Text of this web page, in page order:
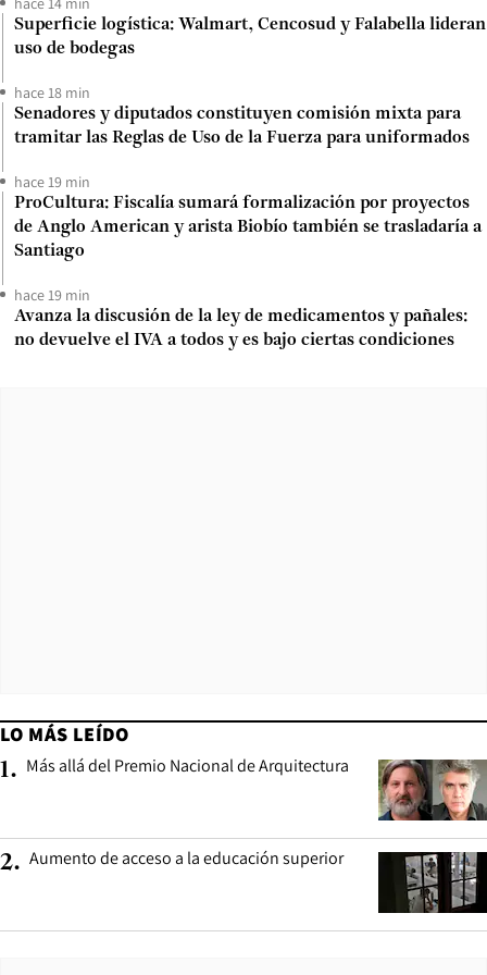
Superficie logística: Walmart, Cencosud y Falabella lideran
uso de bodegas
hace 18 min
Senadores y diputados constituyen comisión mixta para
tramitar las Reglas de Uso de la Fuerza para uniformados
hace 19 min
ProCultura: Fiscalía sumará formalización por proyectos
de Anglo American y arista Biobío también se trasladaría a
Santiago
hace 19 min
Avanza la discusión de la ley de medicamentos y pañales:
no devuelve el IVA a todos y es bajo ciertas condiciones
LO MÁS LEÍDO
1. Más allá del Premio Nacional de Arquitectura
2. Aumento de acceso a la educación superior